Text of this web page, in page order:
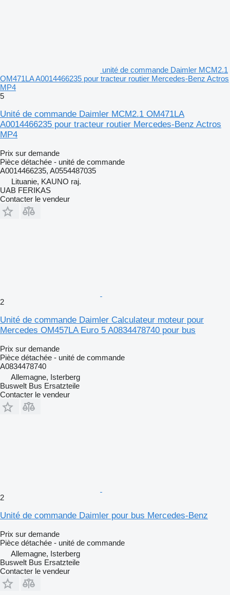
unité de commande Daimler MCM2.1
OM471LA A0014466235 pour tracteur routier Mercedes-Benz Actros
MP4
5
Unité de commande Daimler MCM2.1 OM471LA
A0014466235 pour tracteur routier Mercedes-Benz Actros
MP4
Prix sur demande
Pièce détachée - unité de commande
A0014466235, A0554487035
Lituanie, KAUNO raj.
UAB FERIKAS
Contacter le vendeur
2
Unité de commande Daimler Calculateur moteur pour
Mercedes OM457LA Euro 5 A0834478740 pour bus
Prix sur demande
Pièce détachée - unité de commande
A0834478740
Allemagne, Isterberg
Buswelt Bus Ersatzteile
Contacter le vendeur
2
Unité de commande Daimler pour bus Mercedes-Benz
Prix sur demande
Pièce détachée - unité de commande
Allemagne, Isterberg
Buswelt Bus Ersatzteile
Contacter le vendeur